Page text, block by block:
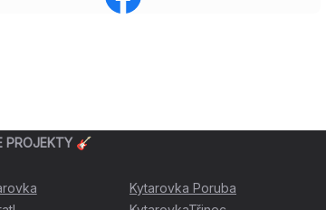
PROJEKTY 🎸
Kytarovka Poruba